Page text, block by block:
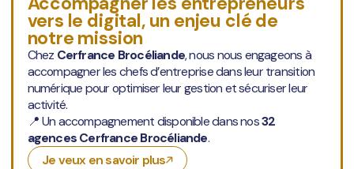
vers le digital, un enjeu clé de
notre mission
Chez Cerfrance Brocéliande, nous nous engageons à
accompagner les chefs d’entreprise dans leur transition
numérique pour optimiser leur gestion et sécuriser leur
activité.
📍 Un accompagnement disponible dans nos32
agences Cerfrance Brocéliande.
Je veux en savoir plus